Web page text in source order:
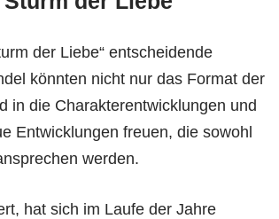
der Liebe“ entscheidende
könnten nicht nur das Format der
in die Charakterentwicklungen und
Entwicklungen freuen, die sowohl
werden.
hat sich im Laufe der Jahre